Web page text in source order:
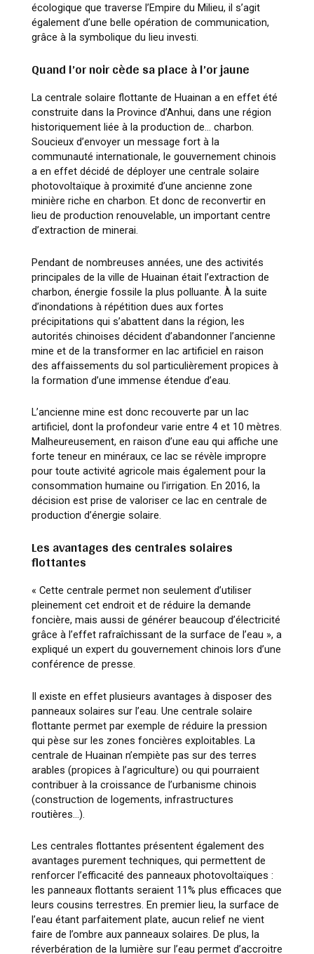
écologique que traverse l’Empire du Milieu, il s’agit
également d’une belle opération de communication,
grâce à la symbolique du lieu investi.
Quand l’or noir cède sa place à l’or jaune
La centrale solaire flottante de Huainan a en effet été
construite dans la Province d’Anhui, dans une région
historiquement liée à la production de… charbon.
Soucieux d’envoyer un message fort à la
communauté internationale, le gouvernement chinois
a en effet décidé de déployer une centrale solaire
photovoltaïque à proximité d’une ancienne zone
minière riche en charbon. Et donc de reconvertir en
lieu de production renouvelable, un important centre
d’extraction de minerai.
Pendant de nombreuses années, une des activités
principales de la ville de Huainan était l’extraction de
charbon, énergie fossile la plus polluante. À la suite
d’inondations à répétition dues aux fortes
précipitations qui s’abattent dans la région, les
autorités chinoises décident d’abandonner l’ancienne
mine et de la transformer en lac artificiel en raison
des affaissements du sol particulièrement propices à
la formation d’une immense étendue d’eau.
L’ancienne mine est donc recouverte par un lac
artificiel, dont la profondeur varie entre 4 et 10 mètres.
Malheureusement, en raison d’une eau qui affiche une
forte teneur en minéraux, ce lac se révèle impropre
pour toute activité agricole mais également pour la
consommation humaine ou l’irrigation. En 2016, la
décision est prise de valoriser ce lac en centrale de
production d’énergie solaire.
Les avantages des centrales solaires
flottantes
« Cette centrale permet non seulement d’utiliser
pleinement cet endroit et de réduire la demande
foncière, mais aussi de générer beaucoup d’électricité
grâce à l’effet rafraîchissant de la surface de l’eau », a
expliqué un expert du gouvernement chinois lors d’une
conférence de presse.
Il existe en effet plusieurs avantages à disposer des
panneaux solaires sur l’eau. Une centrale solaire
flottante permet par exemple de réduire la pression
qui pèse sur les zones foncières exploitables. La
centrale de Huainan n’empiète pas sur des terres
arables (propices à l’agriculture) ou qui pourraient
contribuer à la croissance de l’urbanisme chinois
(construction de logements, infrastructures
routières…).
Les centrales flottantes présentent également des
avantages purement techniques, qui permettent de
renforcer l’efficacité des panneaux photovoltaïques :
les panneaux flottants seraient 11% plus efficaces que
leurs cousins terrestres. En premier lieu, la surface de
l’eau étant parfaitement plate, aucun relief ne vient
faire de l’ombre aux panneaux solaires. De plus, la
réverbération de la lumière sur l’eau permet d’accroitre